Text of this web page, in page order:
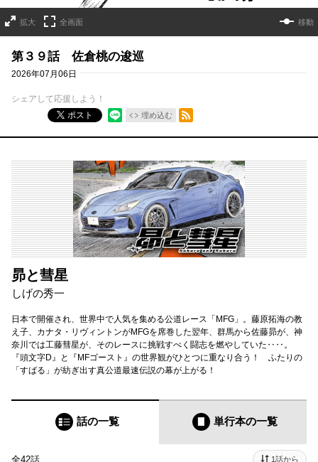
拡大 全画面 移動
第３９話 佐倉桃の逡巡
2026年07月06日
シェアして応援しよう！
ポスト
埋め込む
RSSフィード
昴と彗星
しげの秀一
日本で開催され、世界中で人気を集める公道レース「MFG」。藤原拓海の教
え子、カナタ・リヴィントンがMFGを席巻した翌年、群馬から佐藤昴が、神
奈川では工藤彗星が、そのレースに挑戦すべく闘志を燃やしていた‥‥。
『頭文字D』と『MFゴースト』の世界観がひとつに重なり合う！ ふたりの
「すばる」が紡ぎ出す真公道最速伝説の幕が上がる！
話の一覧 単行本の一覧
全42話 1話から